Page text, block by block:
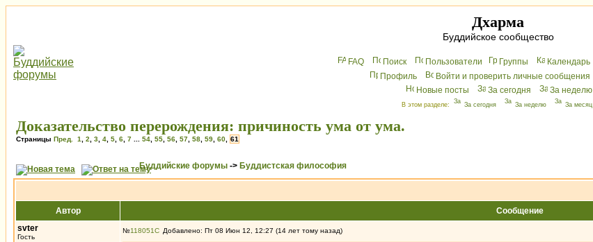
Дхарма
Буддийское сообщество
FAQ Поиск Пользователи Группы Календарь
Профиль
Войти и проверить личные сообщения
Новые посты
За сегодня За неделю
В этом разделе: За сегодня За неделю За месяц
Доказательство перерождения: причиность ума от ума.
Страницы Пред. 1 2 3 4 5 6 7 54 55 56 57 58 59 60 61
Буддийские форумы -> Буддистская философия
Автор
Сообщение
svter
Гость
№118051 Добавлено: Пт 08 Июн 12, 12:27 (14 лет тому назад)